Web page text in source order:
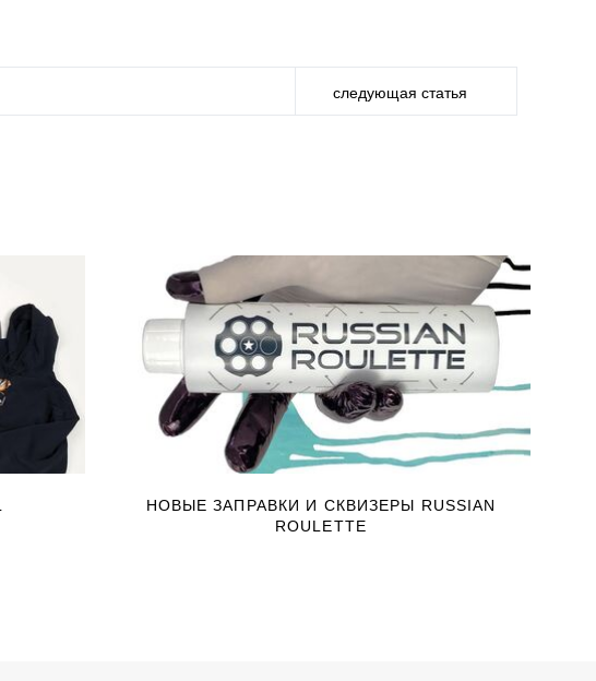
следующая статья
НОВЫЕ ЗАПРАВКИ И СКВИЗЕРЫ RUSSIAN
ROULETTE